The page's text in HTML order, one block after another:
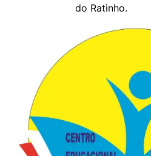
do Ratinho.